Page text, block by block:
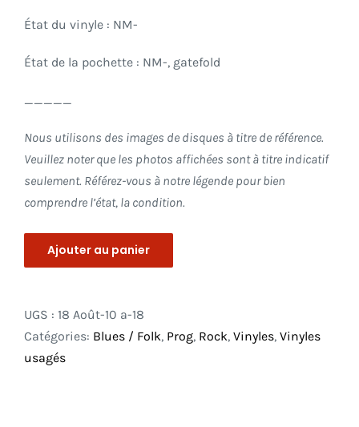
État du vinyle : NM-
État de la pochette : NM-, gatefold
_____
Nous utilisons des images de disques à titre de référence.
Veuillez noter que les photos affichées sont à titre indicatif
seulement. Référez-vous à notre légende pour bien
comprendre l’état, la condition.
Ajouter au panier
UGS : 18 Août-10 a-18
Catégories: Blues / Folk, Prog, Rock, Vinyles, Vinyles
usagés